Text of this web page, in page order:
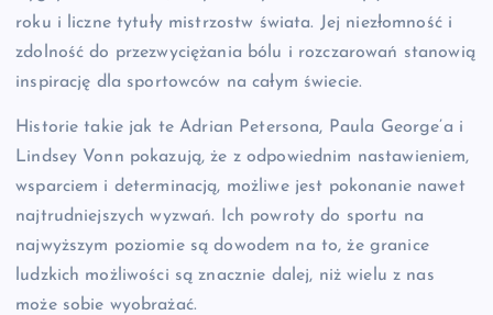
roku i liczne tytuły mistrzostw świata. Jej niezłomność i
zdolność do przezwyciężania bólu i rozczarowań stanowią
inspirację dla sportowców na całym świecie.
Historie takie jak te Adrian Petersona, Paula George’a i
Lindsey Vonn pokazują, że z odpowiednim nastawieniem,
wsparciem i determinacją, możliwe jest pokonanie nawet
najtrudniejszych wyzwań. Ich powroty do sportu na
najwyższym poziomie są dowodem na to, że granice
ludzkich możliwości są znacznie dalej, niż wielu z nas
może sobie wyobrażać.